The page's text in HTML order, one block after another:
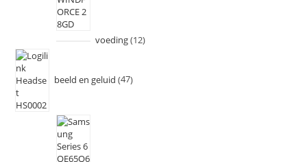
voeding 12
beeld en geluid 47